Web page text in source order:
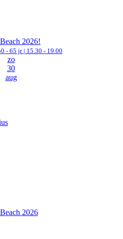
2026!
- 65 jr | 15.30 - 19.00
zo
30
aug
2026